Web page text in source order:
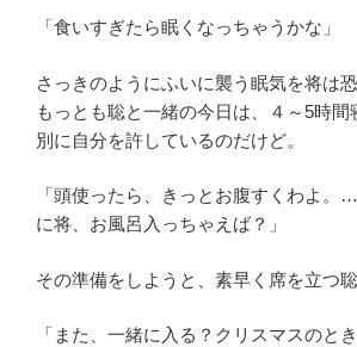
「食いすぎたら眠くなっちゃうかな」
さっきのようにふいに襲う眠気を将は
もっとも聡と一緒の今日は、４～5時
別に自分を許しているのだけど。
「頭使ったら、きっとお腹すくわよ
に将、お風呂入っちゃえば？」
その準備をしようと、素早く席を立つ
「また、一緒に入る？クリスマスのと